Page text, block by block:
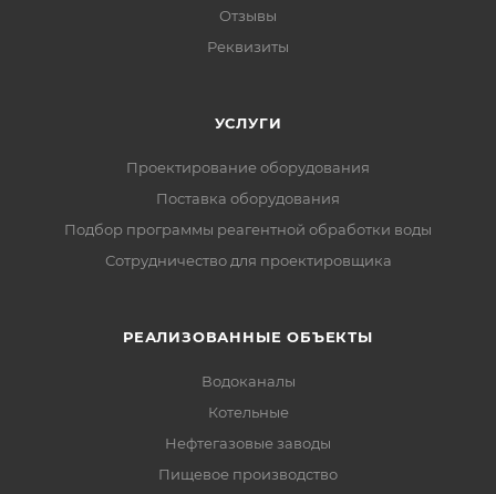
Отзывы
Реквизиты
УСЛУГИ
Проектирование оборудования
Поставка оборудования
Подбор программы реагентной обработки воды
Сотрудничество для проектировщика
РЕАЛИЗОВАННЫЕ ОБЪЕКТЫ
Водоканалы
Котельные
Нефтегазовые заводы
Пищевое производство